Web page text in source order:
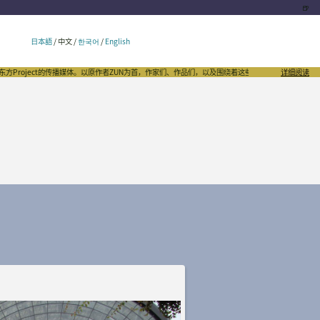
🍺
日本語/ 中文/한국어 / English
的传播媒体。以原作者ZUN为首，作家们、作品们，以及围绕着这些文化的千姿百态，向
详细阅读